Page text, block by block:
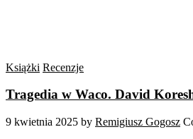
Książki Recenzje
Tragedia w Waco. David
9 kwietnia 2025 by Remigiusz Gogosz